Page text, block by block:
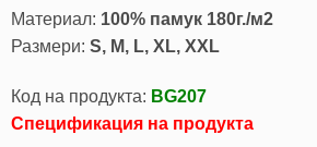
Материал: 100% памук 180г./м2
Размери: S, M, L, XL, XXL
Код на продукта: BG207
Спецификация на продукта